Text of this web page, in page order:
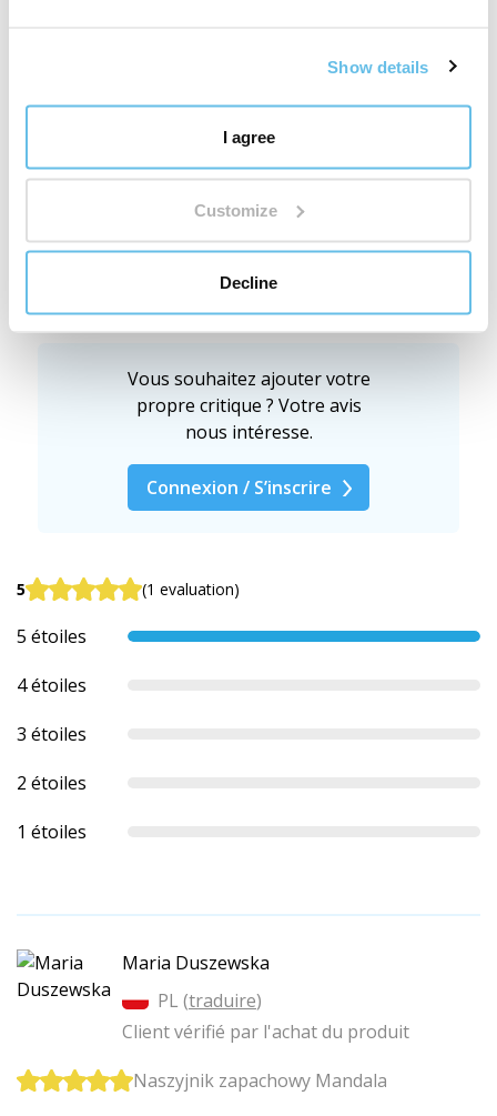
Show details
I agree
Customize
Decline
]Prolongez
l'expérience de votre bijou aromatique Mandala avec
ces „tampons de remplacement“ : .
Evaluation
Collier Aroma Mandala
Vous souhaitez ajouter votre
propre critique ? Votre avis
nous intéresse.
Connexion / S’inscrire
5 (1 evaluation)
5 étoiles
4 étoiles
3 étoiles
2 étoiles
1 étoiles
Maria Duszewska
PL (traduire)
Client vérifié par l'achat du produit
Naszyjnik zapachowy Mandala